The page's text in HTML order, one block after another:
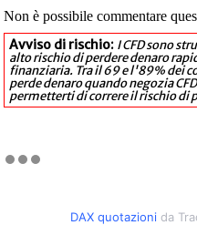
Non è possibile commentare
Avviso di rischio: I CFD sono
alto rischio di perdere denaro
finanziaria. Tra il 69 e l'89% dei
perde denaro quando negozia
permetterti di correre il rischio di
DAX quotazionida